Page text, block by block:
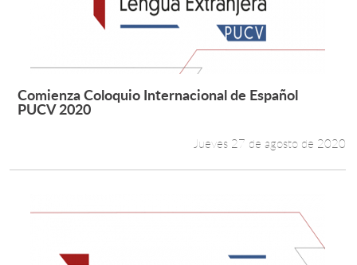
Leer más +
Comienza Coloquio Internacional de Español
PUCV 2020
Jueves 27 de agosto de 2020